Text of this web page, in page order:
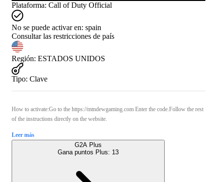
Plataforma: Call of Duty Official
No se puede activar en: spain
Consultar las restricciones de país
Región: ESTADOS UNIDOS
Tipo: Clave
How to activate:Go to the https://mtndewgaming.com Enter the code.Follow the rest
of the instructions directly on the website.
Leer más
G2A Plus
Gana puntos Plus: 13